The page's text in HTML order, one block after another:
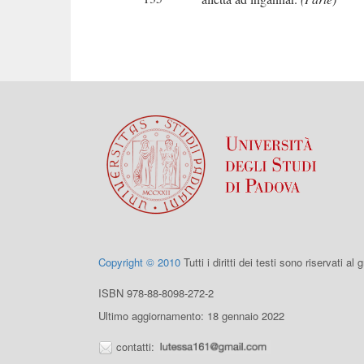
Copyright © 2010 Tutti i diritti dei testi sono riservati al
ISBN 978-88-8098-272-2
Ultimo aggiornamento: 18 gennaio 2022
contatti: